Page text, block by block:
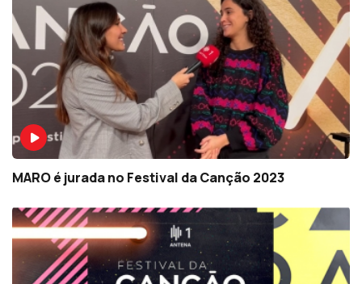
MARO é jurada no Festival da Canção 2023